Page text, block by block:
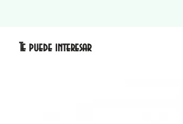
Te puede interesar